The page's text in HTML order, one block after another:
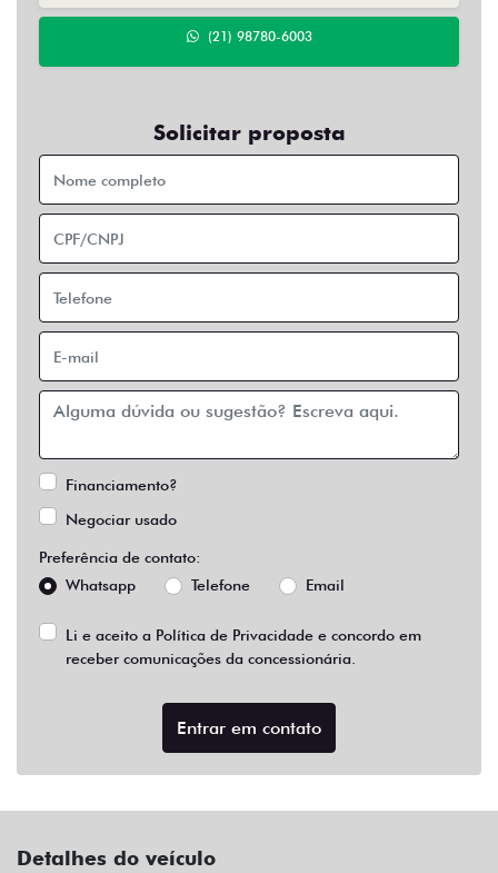
(21) 98780-6003
Solicitar proposta
Financiamento?
Negociar usado
Preferência de contato:
Whatsapp
Telefone Email
Li e aceito a Política de Privacidade e concordo em
receber comunicações da concessionária.
Entrar em contato
Detalhes do veículo